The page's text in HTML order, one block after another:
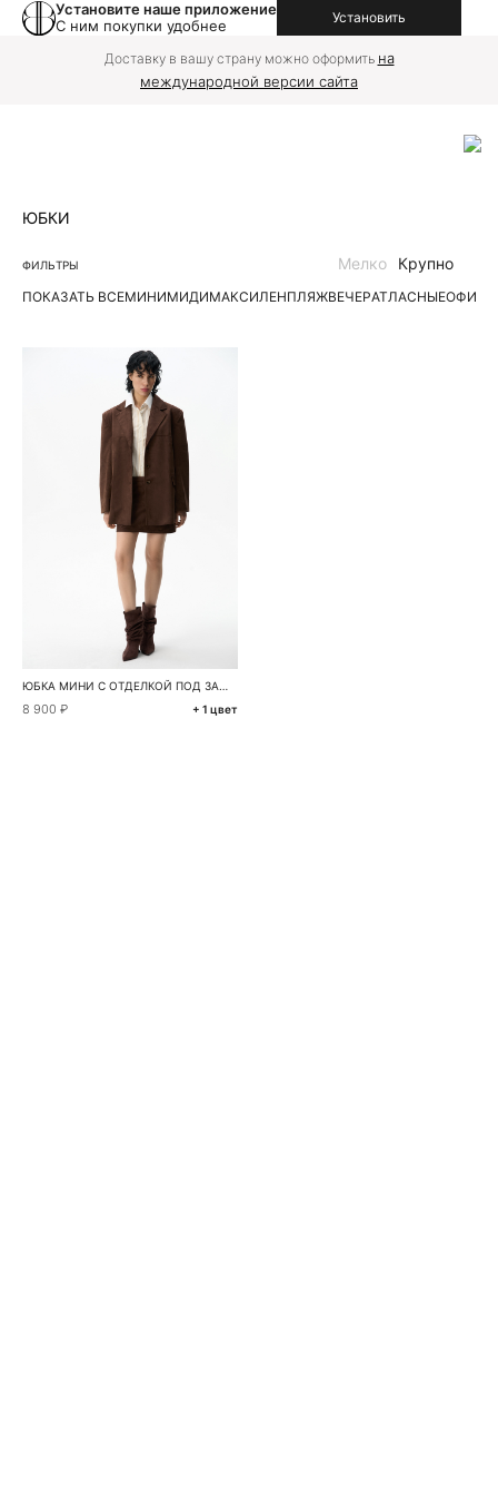
Установите наше приложение
С ним покупки удобнее
Установить
Доставку в вашу страну можно оформить на
международной версии сайта
ЮБКИ
ФИЛЬТРЫ
ПОКАЗАТЬ ВСЕМИНИМИДИМАКСИЛЕНПЛЯЖВЕЧЕРАТЛАСНЫЕОФИС
Мелко Крупно
ЮБКА МИНИ С ОТДЕЛКОЙ ПОД ЗАМШУ
8 900 ₽ + 1 цвет